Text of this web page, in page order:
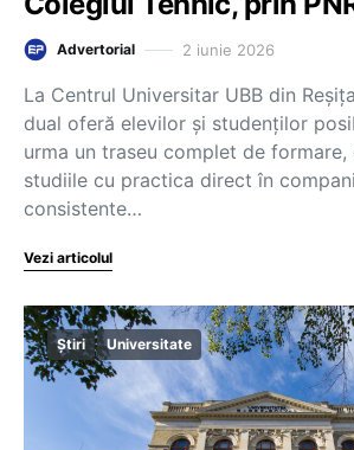
Advertorial 2 iunie 2026
La Centrul Universitar UBB din
dual oferă elevilor și studenților
urma un traseu complet de formare,
studiile cu practica direct în
consistente…
Vezi articolul
Știri Universitate